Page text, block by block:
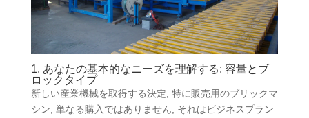
1. あなたの基本的なニーズを理解する: 容量とブ
ロックタイプ
新しい産業機械を取得する決定, 特に販売用のブリックマ
シン, 単なる購入ではありません; それはビジネスプラン